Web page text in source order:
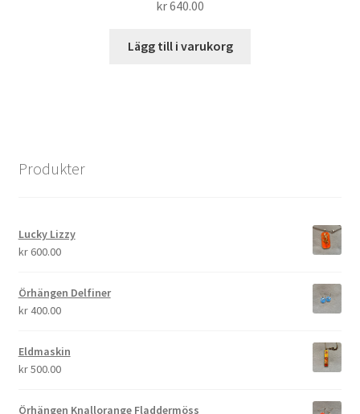
kr640.00
Lägg till i varukorg
Produkter
Lucky Lizzy
kr600.00
Örhängen Delfiner
kr400.00
Eldmaskin
kr500.00
Örhängen Knallorange Fladdermöss